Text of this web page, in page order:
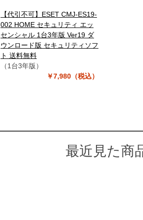
【代引不可】ESET CMJ-ES19-
002 HOME セキュリティ エッ
センシャル 1台3年版 Ver19 ダ
ウンロード版 セキュリティソフ
ト 送料無料
（1台3年版）
￥7,980（税込）
最近見た商